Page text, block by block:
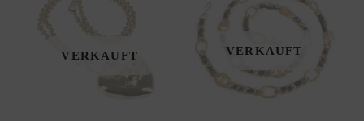
VERKAUFT VERKAUFT